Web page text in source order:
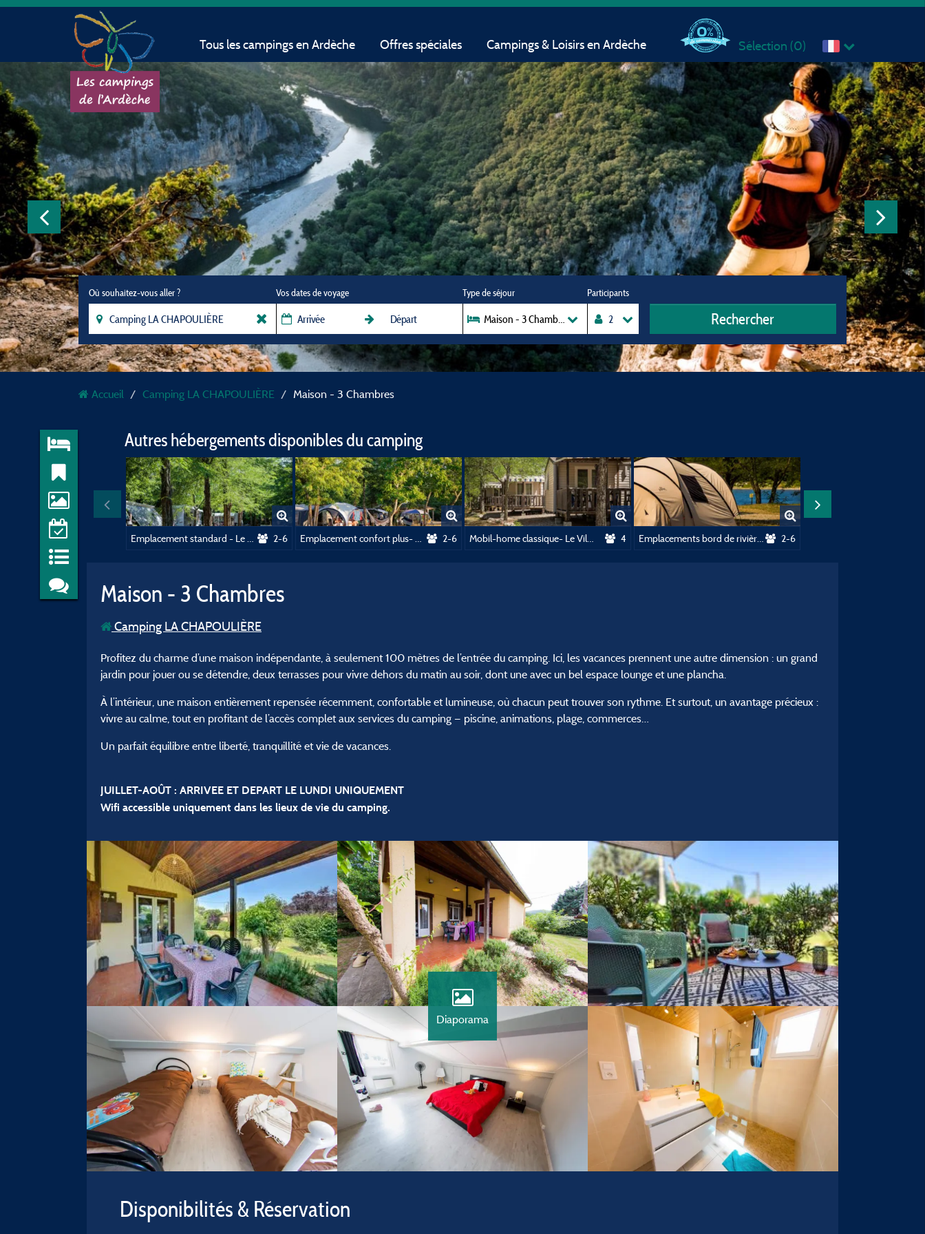
Tous les campings en Ardèche Offres spéciales Campings & Loisirs en Ardèche Sélection (0)
Où souhaitez-vous aller ? Vos dates de voyage Type de séjour
Maison - 3 Chambres
Participants
Rechercher
Accueil Camping LA CHAPOULIÈRE Maison - 3 Chambres
Autres hébergements disponibles du camping
2-6 2-6 Mobil-home classique- Le Village 4 Emplacements bord de rivière- Le Village 2-6
Maison - 3 Chambres
Camping LA CHAPOULIÈRE
Profitez du charme d’une maison indépendante, à seulement 100 mètres de l’entrée du camping. Ici, les vacances prennent une autre dimension : un grand
jardin pour jouer ou se détendre, deux terrasses pour vivre dehors du matin au soir, dont une avec un bel espace lounge et une plancha.
À l’intérieur, une maison entièrement repensée récemment, confortable et lumineuse, où chacun peut trouver son rythme. Et surtout, un avantage précieux :
vivre au calme, tout en profitant de l’accès complet aux services du camping — piscine, animations, plage, commerces…
Un parfait équilibre entre liberté, tranquillité et vie de vacances.
JUILLET-AOÛT : ARRIVEE ET DEPART LE LUNDI UNIQUEMENT
Wifi accessible uniquement dans les lieux de vie du camping.
Diaporama
Disponibilités & Réservation